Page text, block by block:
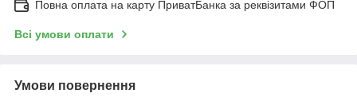
Повна оплата на карту ПриватБанка за реквізитами ФОП
Всі умови оплати
Умови повернення